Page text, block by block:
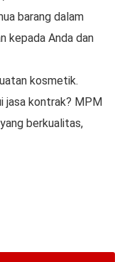
barang dalam
kepada Anda dan
kosmetik.
jasa kontrak? MPM
berkualitas,